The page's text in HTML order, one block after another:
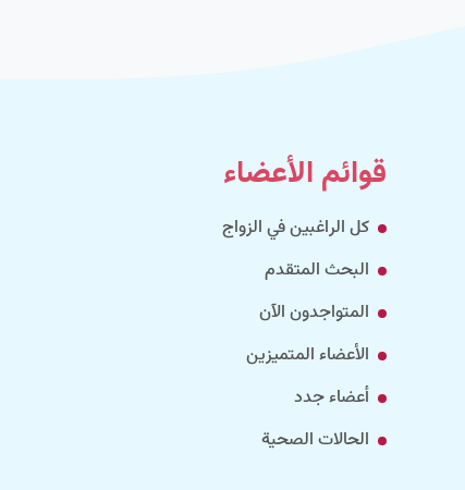
قوائم الأعضاء
كل الراغبين في الزواج
البحث المتقدم
المتواجدون الآن
الأعضاء المتميزين
أعضاء جدد
الحالات الصحية